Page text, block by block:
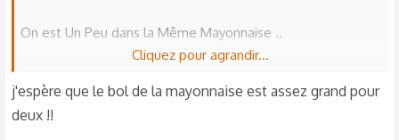
On est Un Peu dans la Même Mayonnaise ..
Cliquez pour agrandir...
j'espère que le bol de la mayonnaise est assez grand pour
deux !!